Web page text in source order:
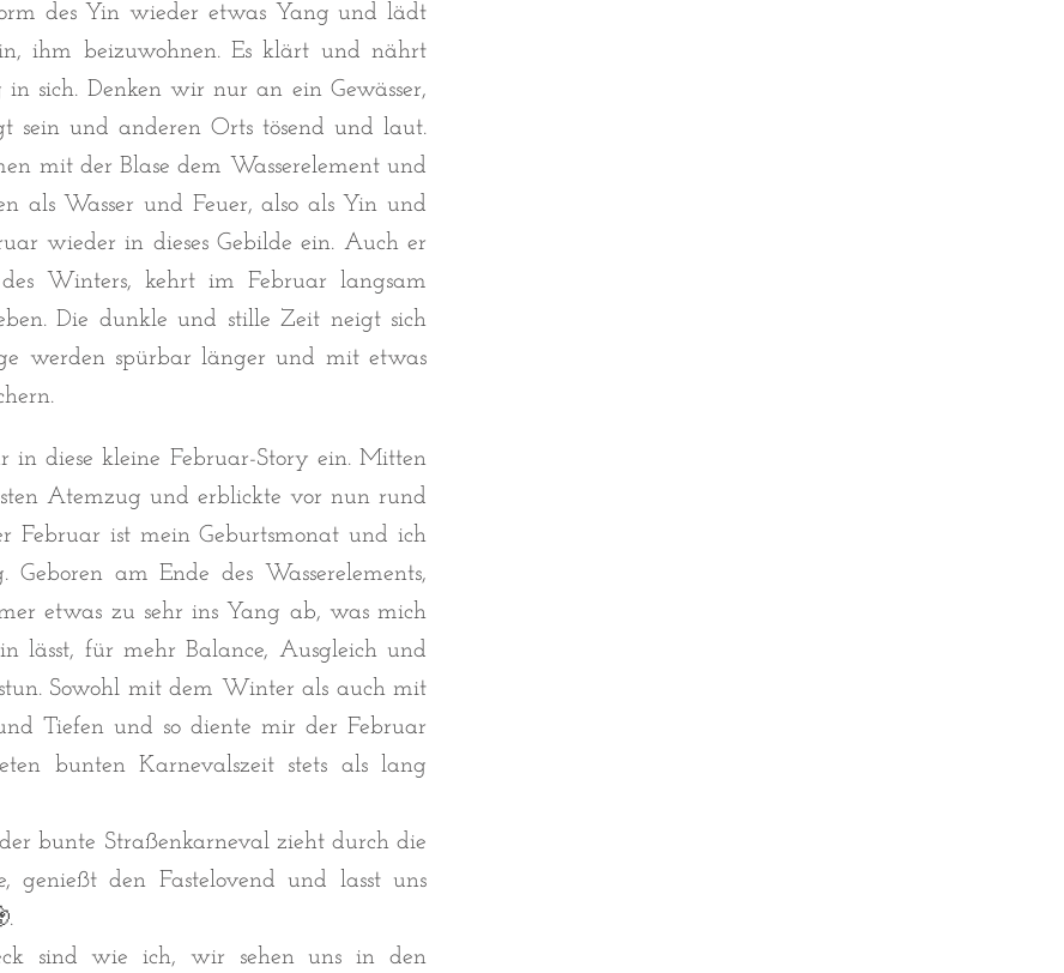
des Yin wieder etwas Yang und lädt
ihm beizuwohnen. Es klärt und nährt
sich. Denken wir nur an ein Gewässer,
sein und anderen Orts tösend und laut.
mit der Blase dem Wasserelement und
als Wasser und Feuer, also als Yin und
wieder in dieses Gebilde ein. Auch er
Winters, kehrt im Februar langsam
Die dunkle und stille Zeit neigt sich
werden spürbar länger und mit etwas
in diese kleine Februar-Story ein. Mitten
Atemzug und erblickte vor nun rund
Februar ist mein Geburtsmonat und ich
am Ende des Wasserelements,
etwas zu sehr ins Yang ab, was mich
lässt, für mehr Balance, Ausgleich und
Sowohl mit dem Winter als auch mit
Tiefen und so diente mir der Februar
bunten Karnevalszeit stets als lang
bunte Straßenkarneval zieht durch die
genießt den Fastelovend und lasst uns
sind wie ich, wir sehen uns in den